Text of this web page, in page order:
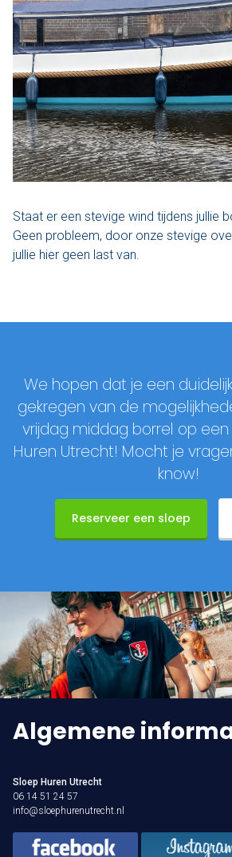
Staat er een stevige wind tijdens jullie
Geen probleem, door onze stevige
jullie hier geen last van.
We hopen dat je een
gekregen van de
vrijdag middag borrel op een
Huren Utrecht! Mocht je
know!
Reserveer een sloep
Algemene
Sloep Huren Utrecht
06 14 51 24 57
info@sloephurenutrecht.nl